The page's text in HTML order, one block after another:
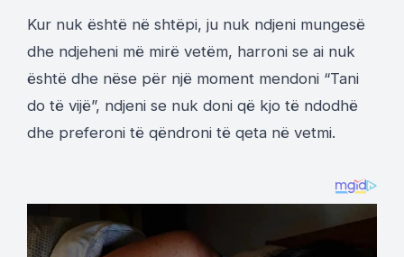
Kur nuk është në shtëpi, ju nuk ndjeni mungesë
dhe ndjeheni më mirë vetëm, harroni se ai nuk
është dhe nëse për një moment mendoni “Tani
do të vijë”, ndjeni se nuk doni që kjo të ndodhë
dhe preferoni të qëndroni të qeta në vetmi.